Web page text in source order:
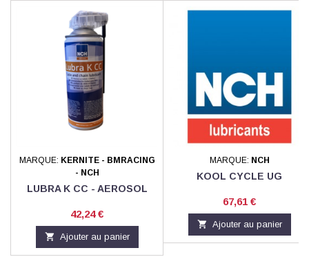
MARQUE: KERNITE - BMRACING
- NCH
LUBRA K CC - AEROSOL
Prix
42,24 €
 Ajouter au panier
MARQUE: NCH
KOOL CYCLE UG
Prix
67,61 €
 Ajouter au panier